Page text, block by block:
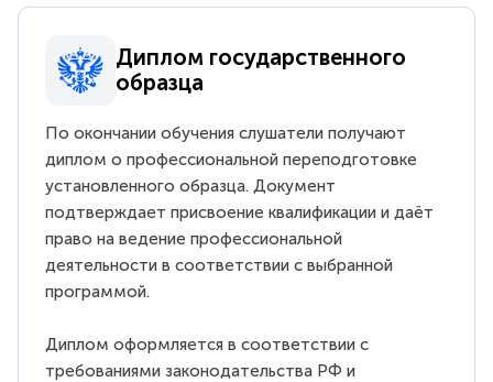
Диплом государственного
образца
По окончании обучения слушатели получают
диплом о профессиональной переподготовке
установленного образца. Документ
подтверждает присвоение квалификации и даёт
право на ведение профессиональной
деятельности в соответствии с выбранной
программой.
Диплом оформляется в соответствии с
требованиями законодательства РФ и